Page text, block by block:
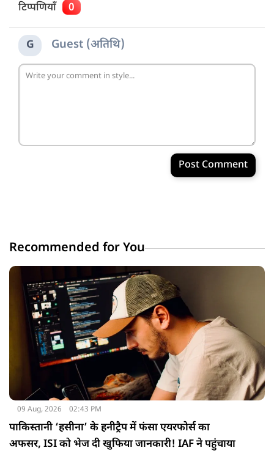
टिप्पणियाँ 0
G Guest (अतिथि)
Post Comment
Recommended for You
09 Aug, 2026 02:43 PM
पाकिस्तानी ‘हसीना’ के हनीट्रैप में फंसा एयरफोर्स का
अफसर, ISI को भेज दी खुफिया जानकारी! IAF ने पहुंचाया